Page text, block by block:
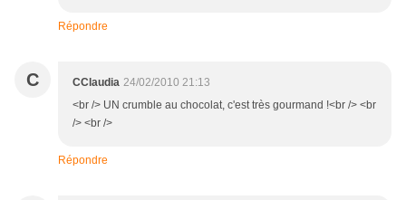
Répondre
C CClaudia 24/02/2010 21:13
<br /> UN crumble au chocolat, c'est très gourmand !<br /> <br
/> <br />
Répondre